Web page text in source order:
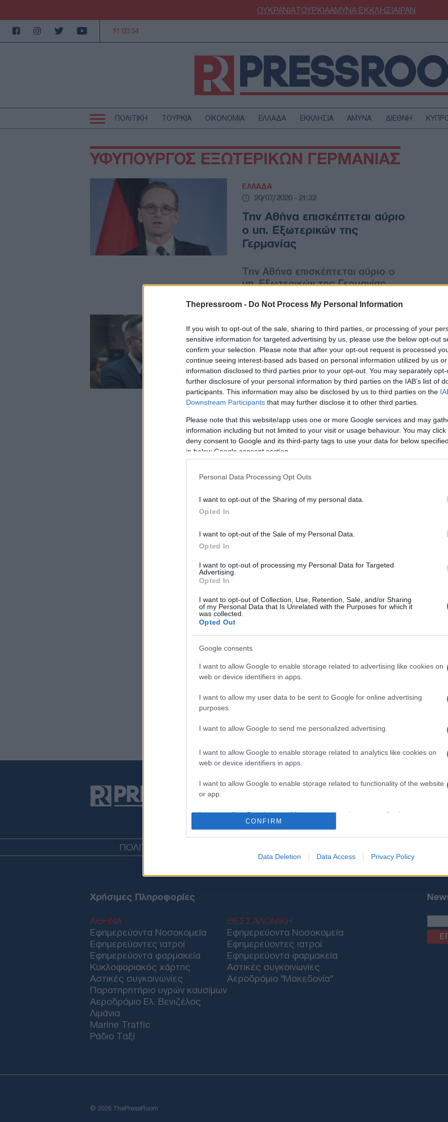
Thepressroom - Do Not Process My Personal Information
If you wish to opt-out of the sale, sharing to third parties, or processing of your
sensitive information for targeted advertising by us, please use the below opt-out
confirm your selection. Please note that after your opt-out request is processed
continue seeing interest-based ads based on personal information utilized by us
information disclosed to third parties prior to your opt-out. You may separately
further disclosure of your personal information by third parties on the IAB’s list of
participants. This information may also be disclosed by us to third parties on the
Downstream Participants that may further disclose it to other third parties.
Please note that this website/app uses one or more Google services and may
information including but not limited to your visit or usage behaviour. You may
deny consent to Google and its third-party tags to use your data for below
in below Google consent section.
Personal Data Processing Opt Outs
I want to opt-out of the Sharing of my personal data.
Opted In
I want to opt-out of the Sale of my Personal Data.
Opted In
I want to opt-out of processing my Personal Data for Targeted
Advertising.
Opted In
I want to opt-out of Collection, Use, Retention, Sale, and/or Sharing
of my Personal Data that Is Unrelated with the Purposes for which it
was collected.
Opted Out
Google consents
I want to allow Google to enable storage related to advertising like cookies on
web or device identifiers in apps.
I want to allow my user data to be sent to Google for online advertising
purposes.
I want to allow Google to send me personalized advertising.
I want to allow Google to enable storage related to analytics like cookies on
web or device identifiers in apps.
I want to allow Google to enable storage related to functionality of the website
or app.
I want to allow Google to enable storage related to personalization.
I want to allow Google to enable storage related to security, including
CONFIRM
Data Deletion Data Access Privacy Policy
ΟΥΚΡΑΝΙΑΤΟΥΡΚΙΑΑΜΥΝΑΕΚΚΛΗΣΙΑΙΡΑΝ
11:03:34
πλοήγηση
ΠΟΛΙΤΙΚΗ ΤΟΥΡΚΙΑ ΟΙΚΟΝΟΜΙΑ ΕΛΛΑΔΑ ΕΚΚΛΗΣΙΑ ΑΜΥΝΑ ΔΙΕΘΝΗ
πλοήγηση
ΠΟΛΙΤΙΚΗ ΤΟΥΡΚΙΑ ΟΙΚΟΝΟΜΙΑ
ΕΚΚΛΗΣΙΑ
ΑΜΥΝΑ ΔΙΕΘΝΗ
AUTO - MOTO
ΓΑΣΤΡΟΝΟΜΙΑ
ΠΑΡΑΞΕΝΑ
ΥΦΥΠΟΥΡΓΟΣ ΕΞΩΤΕΡΙΚΩΝ ΓΕΡΜΑΝΙΑΣ
ΕΛΛΑΔΑ
20/07/2020 - 21:32
Την Αθήνα επισκέπτεται αύριο
ο υπ. Εξωτερικών της
Γερμανίας
Την Αθήνα επισκέπτεται αύριο ο
υπ. Εξωτερικών της Γερμανίας
29/05/2019 - 16:59
Μίκαελ Ροτ: Δεν μπορούμε να
αφήσουμε τα δυτικά Βαλκάνια
σε Ρωσία, Κίνα και Τουρκία
Γερμανός υφυπουργός
Εξωτερικών: «Η ΕΕ πρέπει να
τηρήσει τις υποσχέσεις της στα
Βαλκάνια»
ΠΟΛΙΤΙΚΗ
Χρήσιμες Πληροφορίες
ΑΘΗΝΑ
Εφημερεύοντα Νοσοκομεία
Εφημερεύοντες ιατροί
Εφημερεύοντα φαρμακεία
Κυκλοφοριακός χάρτης
Αστικές συγκοινωνίες
Παρατηρητήριο υγρών καυσίμων
Αεροδρόμιο Ελ. Βενιζέλος
Λιμάνια
Marine Traffic
Ράδιο Ταξί
ΘΕΣΣΑΛΟΝΙΚΗ
Εφημερεύοντα Νοσοκομεία
Εφημερεύοντες ιατροί
Εφημερεύοντα φαρμακεία
Αστικές συγκοινωνίες
Αεροδρόμιο "Μακεδονία"
© 2026 ThePressRoom